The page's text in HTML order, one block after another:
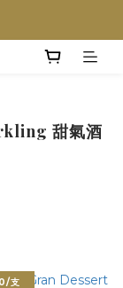
可享免費送貨
甜氣酒
支